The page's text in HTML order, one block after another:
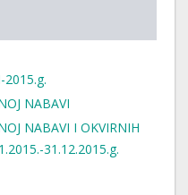
2015.g.
NABAVI
NABAVI I OKVIRNIH
31.12.2015.g.